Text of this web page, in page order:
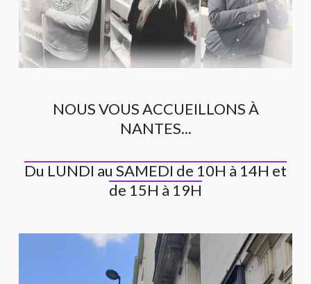
NOUS VOUS ACCUEILLONS À
NANTES...
Du LUNDI au SAMEDI de 10H à 14H et
de 15H à 19H